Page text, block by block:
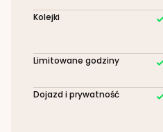
Kolejki
Limitowane godziny
Dojazd i prywatność